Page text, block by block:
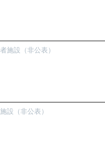
施設（非公表）
設（非公表）